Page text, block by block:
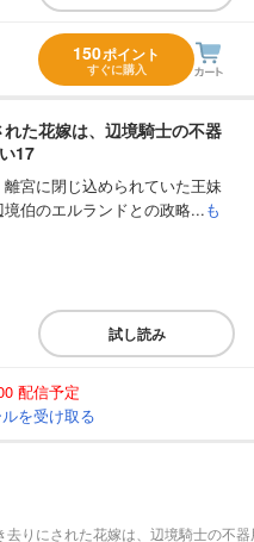
150ポイント
すぐに購入
た花嫁は、辺境騎士の不器
17
宮に閉じ込められていた王妹
境伯のエルランドとの政略...も
試し読み
配信予定
を受け取る
去りにされた花嫁は、辺境騎士の不